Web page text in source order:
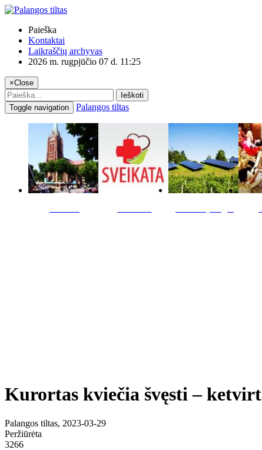
Paieška
Kontaktai
Laikraščių archyvas
2026 m. rugpjūčio 07 d. 11:25
×Close
Ieškoti
Toggle navigation
Palangos tiltas
Kurortas kviečia švęsti –
Palangos tiltas, 2023-03-29
Peržiūrėta
3266